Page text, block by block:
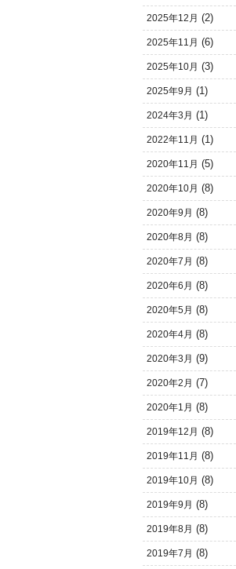
2025年12月 (2)
2025年11月 (6)
2025年10月 (3)
2025年9月 (1)
2024年3月 (1)
2022年11月 (1)
2020年11月 (5)
2020年10月 (8)
2020年9月 (8)
2020年8月 (8)
2020年7月 (8)
2020年6月 (8)
2020年5月 (8)
2020年4月 (8)
2020年3月 (9)
2020年2月 (7)
2020年1月 (8)
2019年12月 (8)
2019年11月 (8)
2019年10月 (8)
2019年9月 (8)
2019年8月 (8)
2019年7月 (8)